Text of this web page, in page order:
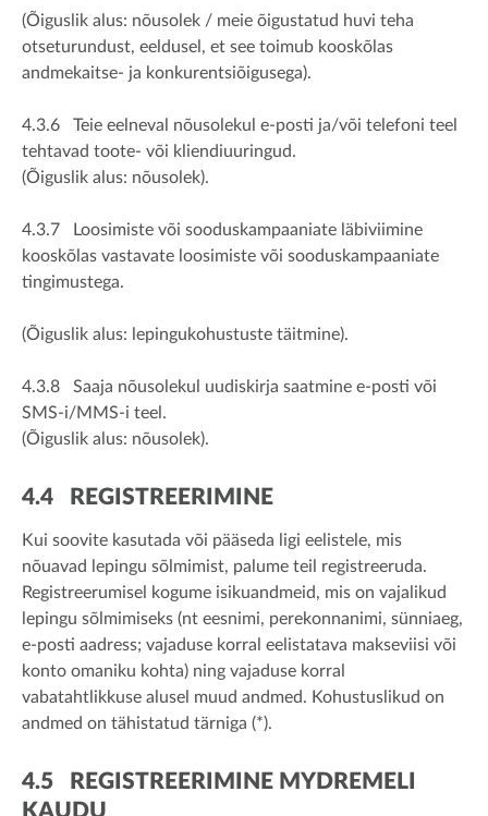
(Õiguslik alus: nõusolek / meie õigustatud huvi teha
otseturundust, eeldusel, et see toimub kooskõlas
andmekaitse- ja konkurentsiõigusega).
4.3.6 Teie eelneval nõusolekul e-posti ja/või telefoni teel
tehtavad toote- või kliendiuuringud.
(Õiguslik alus: nõusolek).
4.3.7 Loosimiste või sooduskampaaniate läbiviimine
kooskõlas vastavate loosimiste või sooduskampaaniate
tingimustega.
(Õiguslik alus: lepingukohustuste täitmine).
4.3.8 Saaja nõusolekul uudiskirja saatmine e-posti või
SMS-i/MMS-i teel.
(Õiguslik alus: nõusolek).
4.4 REGISTREERIMINE
Kui soovite kasutada või pääseda ligi eelistele, mis
nõuavad lepingu sõlmimist, palume teil registreeruda.
Registreerumisel kogume isikuandmeid, mis on vajalikud
lepingu sõlmimiseks (nt eesnimi, perekonnanimi, sünniaeg,
e-posti aadress; vajaduse korral eelistatava makseviisi või
konto omaniku kohta) ning vajaduse korral
vabatahtlikkuse alusel muud andmed. Kohustuslikud on
andmed on tähistatud tärniga (*).
4.5 REGISTREERIMINE MYDREMELI
KAUDU